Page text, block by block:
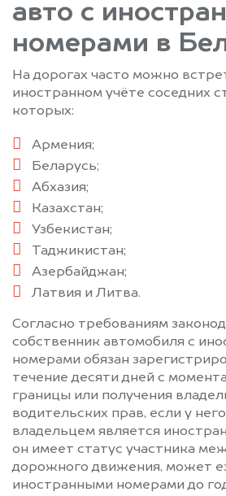
авто с
номерами в
На дорогах часто можно
иностранном учёте соседних
которых:
Армения;
Беларусь;
Абхазия;
Казахстан;
Узбекистан;
Таджикистан;
Азербайджан;
Латвия и Литва.
Согласно требованиям
собственник автомобиля с
номерами обязан
течение десяти дней с
границы или получения
водительских прав, если у
владельцем является
он имеет статус участника
дорожного движения, может
иностранными номерами до